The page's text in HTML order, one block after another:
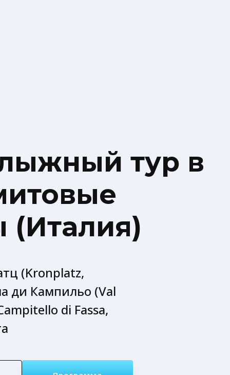
тур в
(Италия)
(Kronplatz,
ди Кампильо (Val
di Fassa,